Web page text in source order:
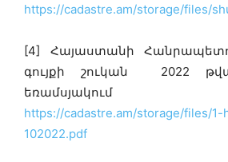
https://cadastre.am/storage/files/
[4] Հայաստանի
գույքի շուկան 2022
եռամսյակում
https://cadastre.am/storage/files/1-
102022.pdf